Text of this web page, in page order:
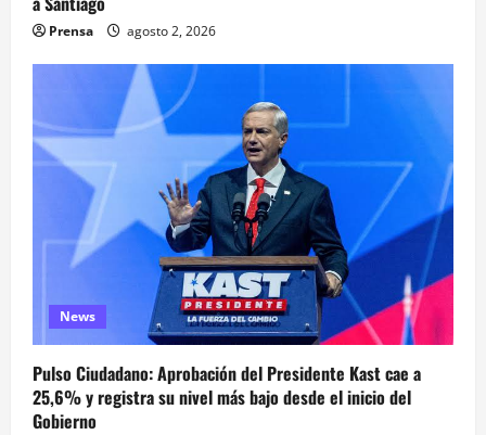
Prensa agosto 2, 2026
News
Pulso Ciudadano: Aprobación del Presidente Kast cae a
25,6% y registra su nivel más bajo desde el inicio del
Gobierno